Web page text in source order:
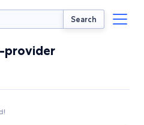
Search
provider